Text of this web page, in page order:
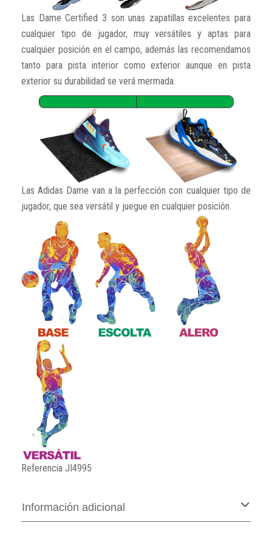
Las Dame Certified 3 son unas zapatillas excelentes para
cualquier tipo de jugador, muy versátiles y aptas para
cualquier posición en el campo, además las recomendamos
tanto para pista interior como exterior aunque en pista
exterior su durabilidad se verá mermada.
Las Adidas Dame van a la perfección con cualquier tipo de
jugador, que sea versátil y juegue en cualquier posición.
Referencia JI4995
Información adicional